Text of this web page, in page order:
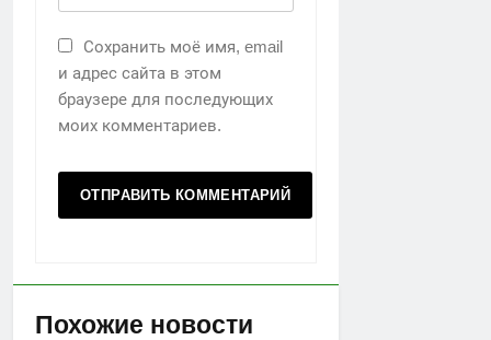
Сохранить моё имя, email
и адрес сайта в этом
браузере для последующих
моих комментариев.
Похожие новости